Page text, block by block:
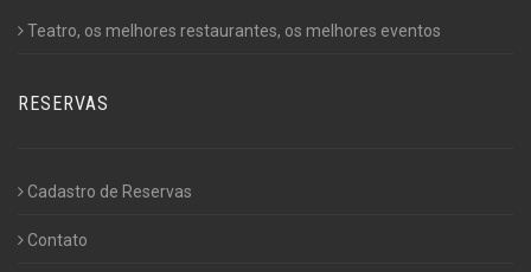
Teatro, os melhores restaurantes, os melhores eventos
RESERVAS
Cadastro de Reservas
Contato